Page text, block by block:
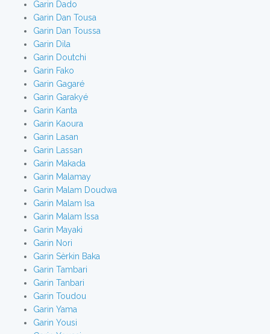
Garin Dado
Garin Dan Tousa
Garin Dan Toussa
Garin Dila
Garin Doutchi
Garin Fako
Garin Gagaré
Garin Garakyé
Garin Kanta
Garin Kaoura
Garin Lasan
Garin Lassan
Garin Makada
Garin Malamay
Garin Malam Doudwa
Garin Malam Isa
Garin Malam Issa
Garin Mayaki
Garin Nori
Garin Sèrkin Baka
Garin Tambari
Garin Tanbari
Garin Toudou
Garin Yama
Garin Yousi